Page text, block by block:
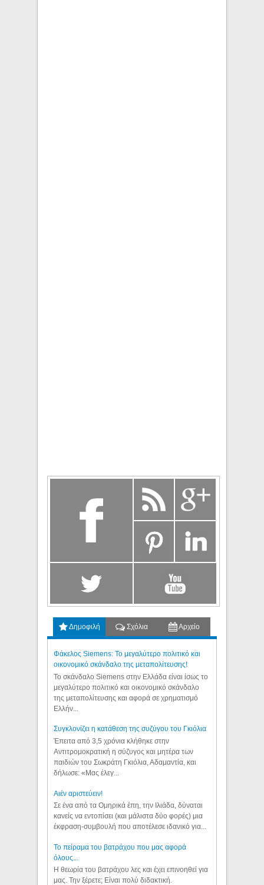
Δημοφιλή Σχόλια Αρχείο
Φάκελος Siemens: Το μεγαλύτερο πολιτικό και
οικονομικό σκάνδαλο της μεταπολίτευσης!
Το σκάνδαλο Siemens στην Ελλάδα είναι ίσως το
μεγαλύτερο πολιτικό και οικονομικό σκάνδαλο
της μεταπολίτευσης και αφορά σε χρηματισμό
Ελλήν...
Συγκλονίζει η κατάθεση της συζύγου του Γκιόλια
Έπειτα από 3,5 χρόνια κλήθηκε στην
Αντιτρομοκρατική η σύζυγος και μητέρα των
παιδιών του Σωκράτη Γκιόλια, Αδαμαντία, και
δήλωσε: «Μας έλεγ...
Aιέν αριστεύειν!
Σε ένα από τα Ομηρικά έπη, την Ιλιάδα, δύναται
κανείς να εντοπίσει (και μάλιστα δύο φορές) μια
έκφραση-συμβουλή που αποτέλεσε ιδανικό για...
Το πείραμα του βατράχου που μας αφορά
όλους...
Η θεωρία του βατράχου λες και έχει επινοηθεί για
μας. Την ξέρετε; Είναι πολύ διδακτική.